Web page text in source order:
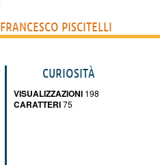
FRANCESCO PISCITELLI
CURIOSITÀ
VISUALIZZAZIONI 198
CARATTERI75